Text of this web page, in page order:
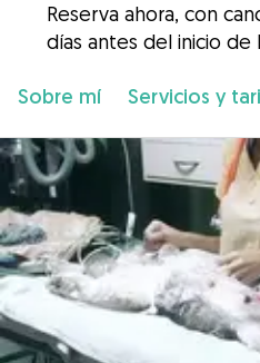
Reserva ahora, con
días antes del inicio de
Sobre mí Servicios y